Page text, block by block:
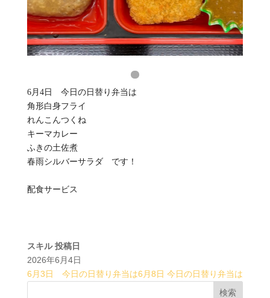
6月4日 今日の日替り弁当は
角形白身フライ
れんこんつくね
キーマカレー
ふきの土佐煮
春雨シルバーサラダ です！
配食サービス
スキル 投稿日
2026年6月4日
6月3日 今日の日替り弁当は6月8日 今日の日替り弁当は
検索